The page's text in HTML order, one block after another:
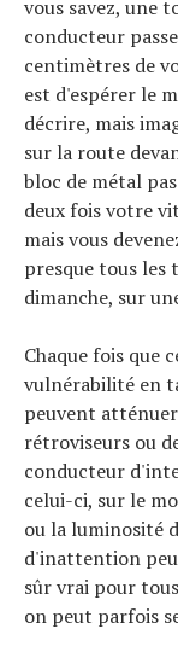
vous savez, une
conducteur
centimètres de
est d'espérer le
décrire, mais
sur la route
bloc de métal
deux fois votre
mais vous
presque tous les
dimanche, sur
Chaque fois que
vulnérabilité en
peuvent
rétroviseurs ou
conducteur
celui-ci, sur le
ou la luminosité
d'inattention
sûr vrai pour
on peut parfois
Actualités
Technologies
Tests de produits
Conseils
Tendances
Tous nos articles
À propos